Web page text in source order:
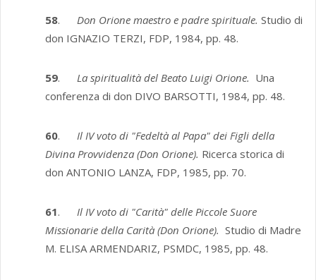
58. Don Orione maestro e padre spirituale. Studio di
don IGNAZIO TERZI, FDP, 1984, pp. 48.
59. La spiritualità del Beato Luigi Orione. Una
conferenza di don DIVO BARSOTTI, 1984, pp. 48.
60. Il IV voto di "Fedeltà al Papa" dei Figli della
Divina Provvidenza (Don Orione). Ricerca storica di
don ANTONIO LANZA, FDP, 1985, pp. 70.
61. Il IV voto di "Carità" delle Piccole Suore
Missionarie della Carità (Don Orione). Studio di Madre
M. ELISA ARMENDARIZ, PSMDC, 1985, pp. 48.